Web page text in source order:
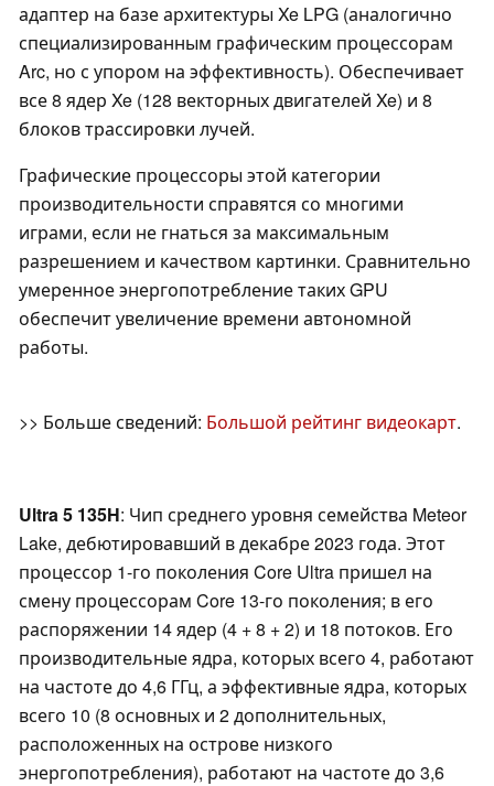
адаптер на базе архитектуры Xe LPG (аналогично
специализированным графическим процессорам
Arc, но с упором на эффективность). Обеспечивает
все 8 ядер Xe (128 векторных двигателей Xe) и 8
блоков трассировки лучей.
Графические процессоры этой категории
производительности справятся со многими
играми, если не гнаться за максимальным
разрешением и качеством картинки. Сравнительно
умеренное энергопотребление таких GPU
обеспечит увеличение времени автономной
работы.
>> Больше сведений: Большой рейтинг видеокарт.
Ultra 5 135H: Чип среднего уровня семейства Meteor
Lake, дебютировавший в декабре 2023 года. Этот
процессор 1-го поколения Core Ultra пришел на
смену процессорам Core 13-го поколения; в его
распоряжении 14 ядер (4 + 8 + 2) и 18 потоков. Его
производительные ядра, которых всего 4, работают
на частоте до 4,6 ГГц, а эффективные ядра, которых
всего 10 (8 основных и 2 дополнительных,
расположенных на острове низкого
энергопотребления), работают на частоте до 3,6